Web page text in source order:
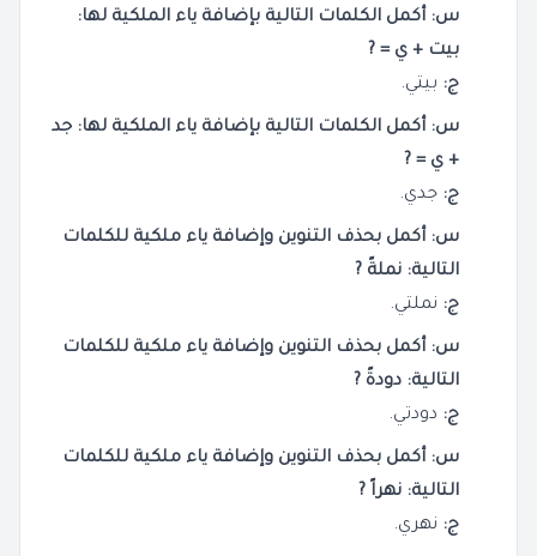
س: أكمل الكلمات التالية بإضافة ياء الملكية لها:
بيت + ي = ?
ج: بيتي.
س: أكمل الكلمات التالية بإضافة ياء الملكية لها: جد
+ ي = ?
ج: جدي.
س: أكمل بحذف التنوين وإضافة ياء ملكية للكلمات
التالية: نملةً ?
ج: نملتي.
س: أكمل بحذف التنوين وإضافة ياء ملكية للكلمات
التالية: دودةً ?
ج: دودتي.
س: أكمل بحذف التنوين وإضافة ياء ملكية للكلمات
التالية: نهراً ?
ج: نهري.